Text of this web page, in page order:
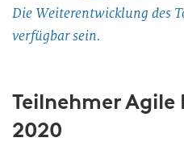
Die Weiterentwicklung des
verfügbar sein.
Teilnehmer Agile
2020